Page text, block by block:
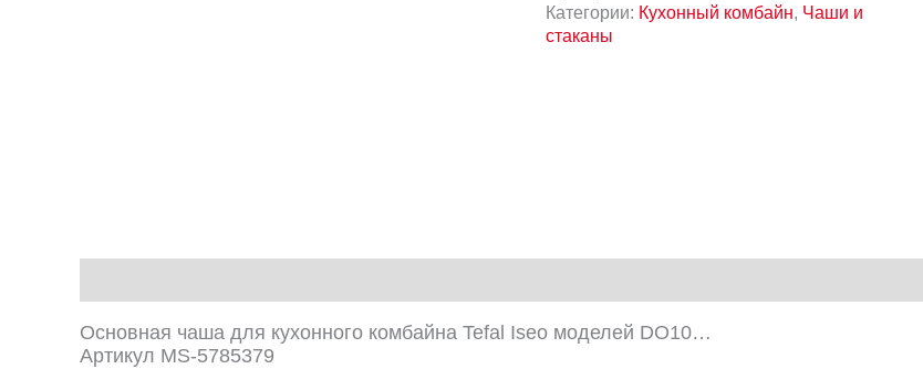
Категории: Кухонный комбайн, Чаши и
стаканы
Основная чаша для кухонного комбайна Tefal Iseo моделей DO10…
Артикул MS-5785379